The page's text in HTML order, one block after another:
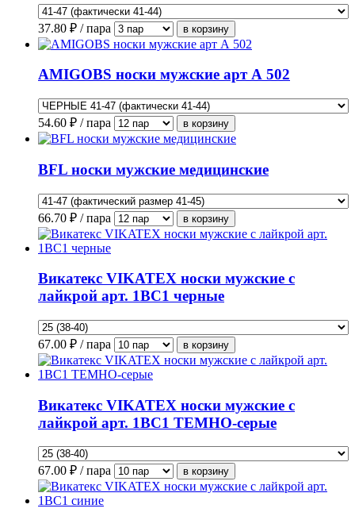
37.80 ₽ / пара
AMIGOBS носки мужские арт А 502
54.60 ₽ / пара
BFL носки мужские медицинские
66.70 ₽ / пара
Викатекс VIKATEX носки мужские с
лайкрой арт. 1ВС1 черные
67.00 ₽ / пара
Викатекс VIKATEX носки мужские с
лайкрой арт. 1ВС1 ТЕМНО-серые
67.00 ₽ / пара